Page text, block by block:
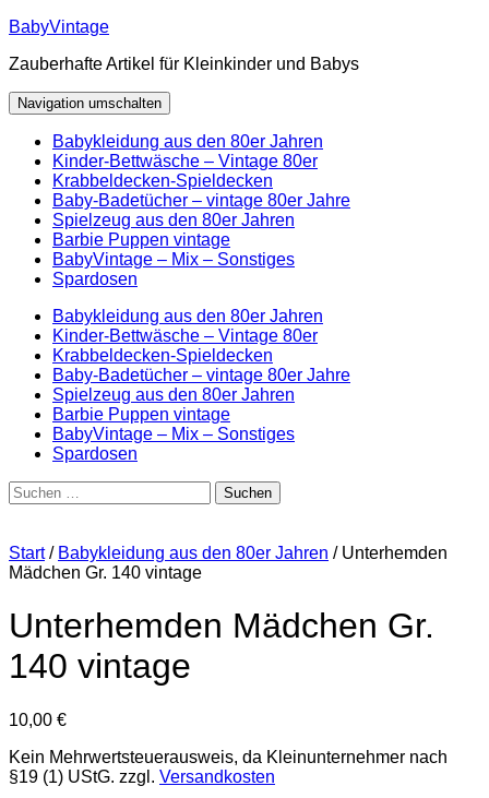
Zum
springen
BabyVintage
Zauberhafte Artikel für Kleinkinder und Babys
Navigation umschalten
Babykleidung aus den 80er Jahren
Kinder-Bettwäsche – Vintage 80er
Krabbeldecken-Spieldecken
Baby-Badetücher – vintage 80er Jahre
Spielzeug aus den 80er Jahren
Barbie Puppen vintage
BabyVintage – Mix – Sonstiges
Spardosen
Babykleidung aus den 80er Jahren
Kinder-Bettwäsche – Vintage 80er
Krabbeldecken-Spieldecken
Baby-Badetücher – vintage 80er Jahre
Spielzeug aus den 80er Jahren
Barbie Puppen vintage
BabyVintage – Mix – Sonstiges
Spardosen
Suchen
nach:
Start/ Babykleidung aus den 80er Jahren / Unterhemden
Mädchen Gr. 140 vintage
Unterhemden Mädchen Gr.
140 vintage
10,00 €
Kein Mehrwertsteuerausweis, da Kleinunternehmer nach
§19 (1) UStG. zzgl. Versandkosten